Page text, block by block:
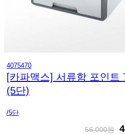
4075470
[카파맥스] 서류함 포인트
(5단)
/5단
56,000원